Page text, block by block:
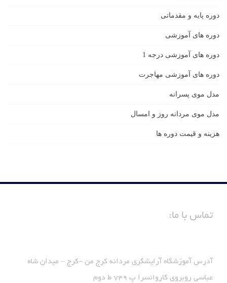
دوره پایه و مقدماتی
دوره های آموزشی
دوره های آموزشی درجه 1
دوره های آموزشی مهاجرت
مدل موی پسرانه
مدل موی مردانه روز و امسال
هزینه و قیمت دوره ها
تماس با ما:
آدرس آموزشگاه آرایشگری مردانه کرج من –کرج – میدان شاه
عباسی روبروی کاروانسرا پ 749 ط دوم